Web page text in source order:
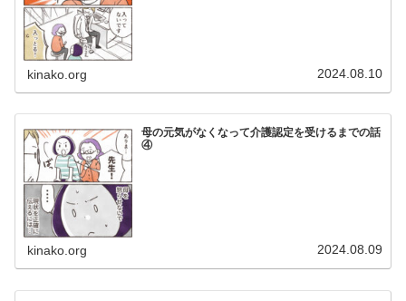
kinako.org 2024.08.10
母の元気がなくなって介護認定を受けるまでの話
④
kinako.org 2024.08.09